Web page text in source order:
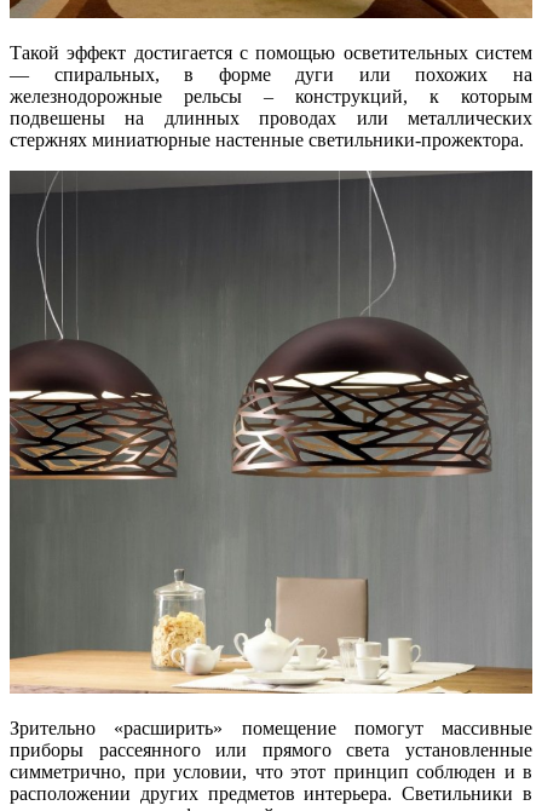
Такой эффект достигается с помощью осветительных систем
— спиральных, в форме дуги или похожих на
железнодорожные рельсы – конструкций, к которым
подвешены на длинных проводах или металлических
стержнях миниатюрные настенные светильники-прожектора.
Зрительно «расширить» помещение помогут массивные
приборы рассеянного или прямого света установленные
симметрично, при условии, что этот принцип соблюден и в
расположении других предметов интерьера. Светильники в